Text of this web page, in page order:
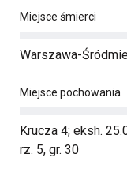
Miejsce śmierci
Warszawa-
Miejsce pochowania
Krucza 4; eksh.
rz. 5, gr. 30